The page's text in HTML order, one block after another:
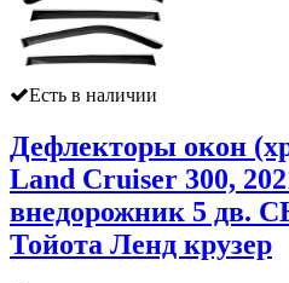
Есть в наличии
Дефлекторы окон
Land Cruiser 300,
внедорожник 5 дв.
Тойота Ленд крузер